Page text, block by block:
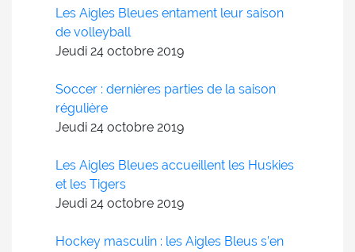
Les Aigles Bleues entament leur saison
de volleyball
Jeudi 24 octobre 2019
Soccer : dernières parties de la saison
régulière
Jeudi 24 octobre 2019
Les Aigles Bleues accueillent les Huskies
et les Tigers
Jeudi 24 octobre 2019
Hockey masculin : les Aigles Bleus s’en